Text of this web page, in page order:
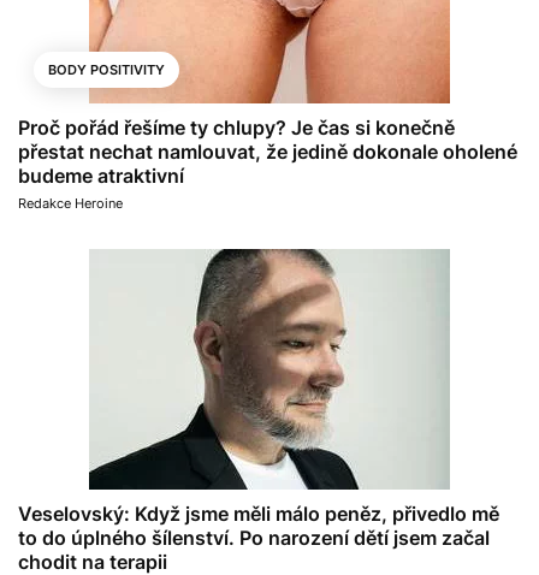
BODY POSITIVITY
Proč pořád řešíme ty chlupy? Je čas si konečně
přestat nechat namlouvat, že jedině dokonale oholené
budeme atraktivní
Redakce Heroine
Veselovský: Když jsme měli málo peněz, přivedlo mě
to do úplného šílenství. Po narození dětí jsem začal
chodit na terapii